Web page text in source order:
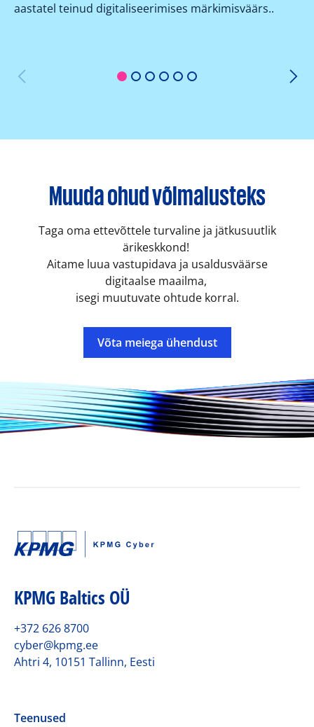
1 2 3 4 5 6
aastatel teinud digitaliseerimises märkimisväärs..
Muuda ohud võimalusteks
Taga oma ettevõttele turvaline ja jätkusuutlik
ärikeskkond!
Aitame luua vastupidava ja usaldusväärse
digitaalse maailma,
isegi muutuvate ohtude korral.
Võta meiega ühendust
KPMG Baltics OÜ
+372 626 8700
cyber@kpmg.ee
Ahtri 4, 10151 Tallinn, Eesti
Teenused